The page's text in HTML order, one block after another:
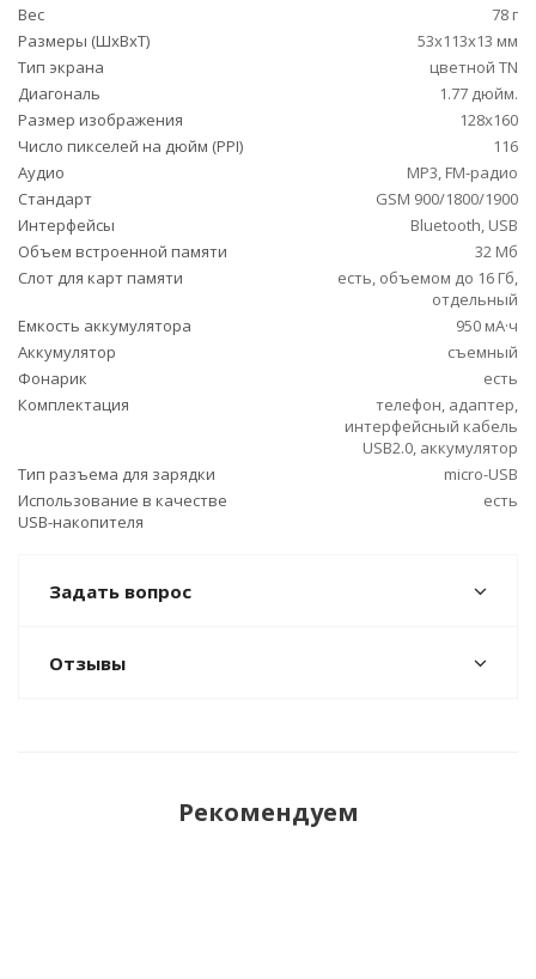
Вес
78 г
Размеры (ШxВxТ)
53x113x13 мм
Тип экрана
цветной TN
Диагональ
1.77 дюйм.
Размер изображения
128x160
Число пикселей на дюйм (PPI)
116
Аудио
MP3, FM-радио
Стандарт
GSM 900/1800/1900
Интерфейсы
Bluetooth, USB
Объем встроенной памяти
32 Мб
Слот для карт памяти
есть, объемом до 16 Гб,
отдельный
Емкость аккумулятора
950 мА·ч
Аккумулятор
съемный
Фонарик
есть
Комплектация
телефон, адаптер,
интерфейсный кабель
USB2.0, аккумулятор
Тип разъема для зарядки
micro-USB
Использование в качестве
USB-накопителя
есть
Задать вопрос
Отзывы
Рекомендуем